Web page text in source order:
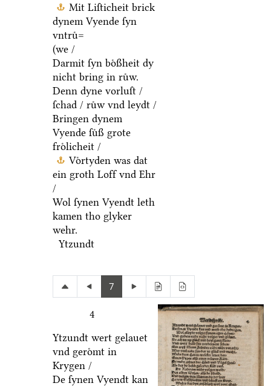
Mit Liſticheit brick
dynem Vyende ſyn
vntruͤ=
(we /
Darmit ſyn boͤßheit dy
nicht bring in ruͤw.
Denn dyne vorluſt /
ſchad / ruͤw vnd leydt /
Bringen dynem
Vyende ſuͤß grote
froͤlicheit /
Voͤrtyden was dat
ein groth Loff vnd Ehr
/
Wol ſynen Vyendt leth
kamen tho glyker
wehr.
Ytzundt
7
4
Ytzundt wert gelauet
vnd geroͤmt in
Krygen /
De ſynen Vyendt kan